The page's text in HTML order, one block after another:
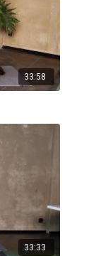
33:58
33:33